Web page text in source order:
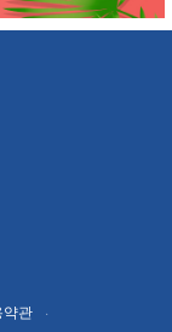
약관